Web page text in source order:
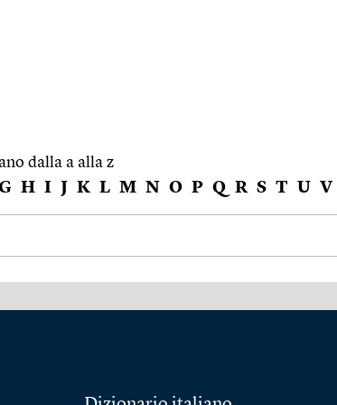
dalla a alla z
H I J K L M N O P Q R S T U V